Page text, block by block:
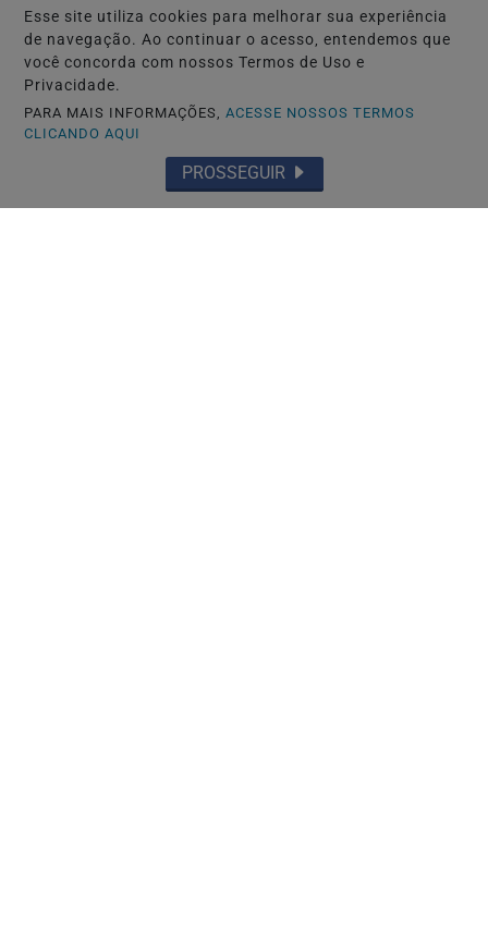
Esse site utiliza cookies para melhorar sua experiência
de navegação. Ao continuar o acesso, entendemos que
você concorda com nossos Termos de Uso e
Privacidade.
PARA MAIS INFORMAÇÕES,ACESSE NOSSOS TERMOS
CLICANDO AQUI
PROSSEGUIR